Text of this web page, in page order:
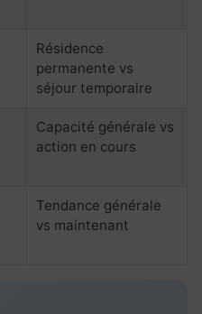
Résidence
permanente vs
séjour temporaire
Capacité générale vs
action en cours
Tendance générale
vs maintenant